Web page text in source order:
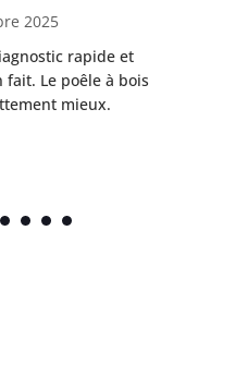
décembre 2025
presque bouché et tout a
Intervention sérieuse et
contente du résultat.